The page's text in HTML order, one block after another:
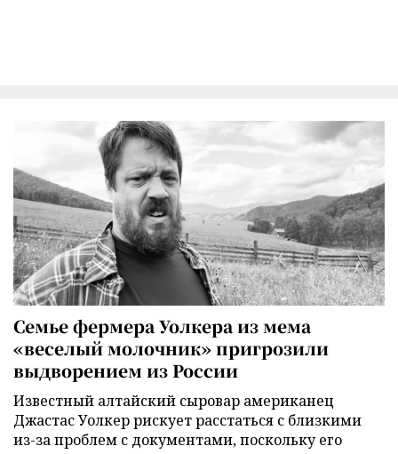
Семье фермера Уолкера из мема
«веселый молочник» пригрозили
выдворением из России
Известный алтайский сыровар американец
Джастас Уолкер рискует расстаться с близкими
из-за проблем с документами, поскольку его